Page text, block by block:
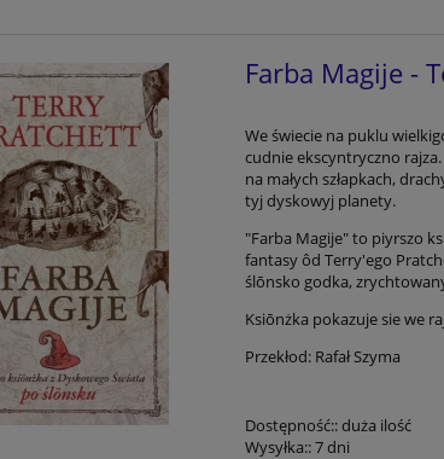
Farba Magije -
We świecie na puklu
cudnie ekscyntryczno
na małych szłapkach,
tyj dyskowyj planety.
"Farba Magije" to piyrszo
fantasy ôd Terry'ego
ślōnsko godka,
Ksiōnżka pokazuje sie we
Przekłod: Rafał Szyma
Dostępność::duża ilość
Wysyłka::7 dni